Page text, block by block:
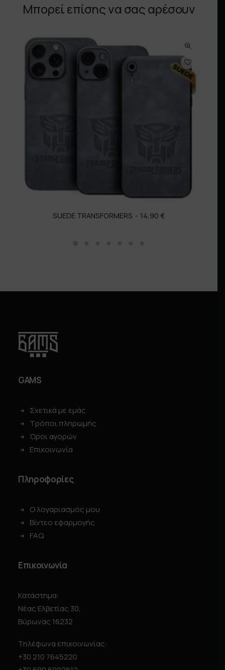
Μπορεί επίσης να σας αρέσουν
SUEDE TRANSFORMERS 14,90 €
GAMS
Σχετικά με εμάς
Τρόποι πληρωμής
Όροι αγορών
Επικοινωνία
Πληροφορίες
Ο λογαριασμός μου
Βίντεο εφαρμογής
FAQ
Επικοινωνία
Κατάστημα:
Νέας Ελβετίας 30,
Βύρωνας 16232
Τηλέφωνα επικοινωνίας:
+30 210 7645220